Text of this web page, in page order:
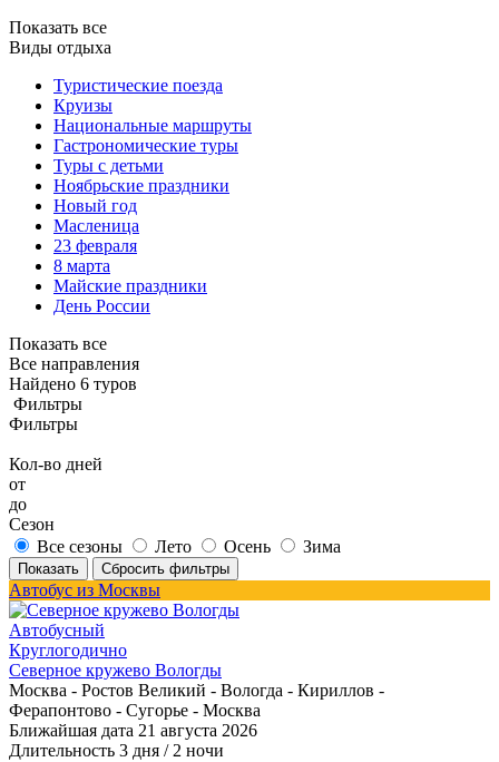
Показать все
Виды отдыха
Туристические поезда
Круизы
Национальные маршруты
Гастрономические туры
Туры с детьми
Ноябрьские праздники
Новый год
Масленица
23 февраля
8 марта
Майские праздники
День России
Показать все
Все направления
Найдено 6 туров
Фильтры
Фильтры
Кол-во дней
от
до
Сезон
Все сезоны
Лето Осень Зима
Показать Сбросить фильтры
Автобус из Москвы
Автобусный
Круглогодично
Северное кружево Вологды
Москва - Ростов Великий - Вологда - Кириллов -
Ферапонтово - Сугорье - Москва
Ближайшая дата 21 августа 2026
Длительность 3 дня / 2 ночи